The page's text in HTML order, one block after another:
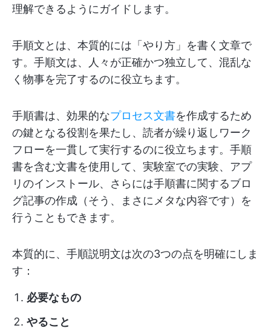
理解できるようにガイドします。
手順文とは、本質的には「やり方」を書く文章で
す。手順文は、人々が正確かつ独立して、混乱な
く物事を完了するのに役立ちます。
手順書は、効果的なプロセス文書を作成するため
の鍵となる役割を果たし、読者が繰り返しワーク
フローを一貫して実行するのに役立ちます。手順
書を含む文書を使用して、実験室での実験、アプ
リのインストール、さらには手順書に関するブロ
グ記事の作成（そう、まさにメタな内容です）を
行うこともできます。
本質的に、手順説明文は次の3つの点を明確にしま
す：
必要なもの
やること